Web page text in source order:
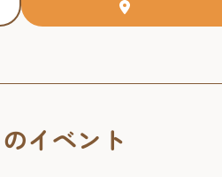
イベント